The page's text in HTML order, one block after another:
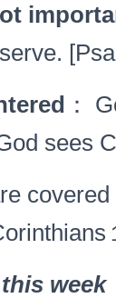
：
sees
covered
week